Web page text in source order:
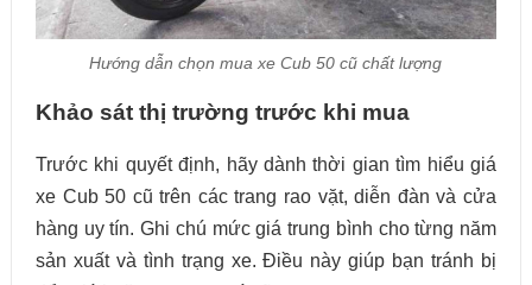
Hướng dẫn chọn mua xe Cub 50 cũ chất lượng
Khảo sát thị trường trước khi mua
Trước khi quyết định, hãy dành thời gian tìm hiểu giá
xe Cub 50 cũ trên các trang rao vặt, diễn đàn và cửa
hàng uy tín. Ghi chú mức giá trung bình cho từng năm
sản xuất và tình trạng xe. Điều này giúp bạn tránh bị